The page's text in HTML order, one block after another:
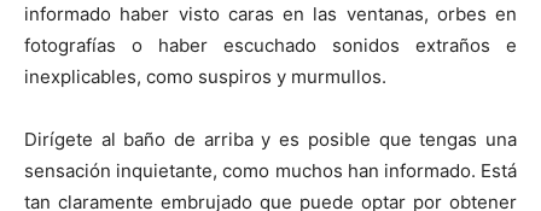
informado haber visto caras en las ventanas, orbes en
fotografías o haber escuchado sonidos extraños e
inexplicables, como suspiros y murmullos.
Dirígete al baño de arriba y es posible que tengas una
sensación inquietante, como muchos han informado. Está
tan claramente embrujado que puede optar por obtener